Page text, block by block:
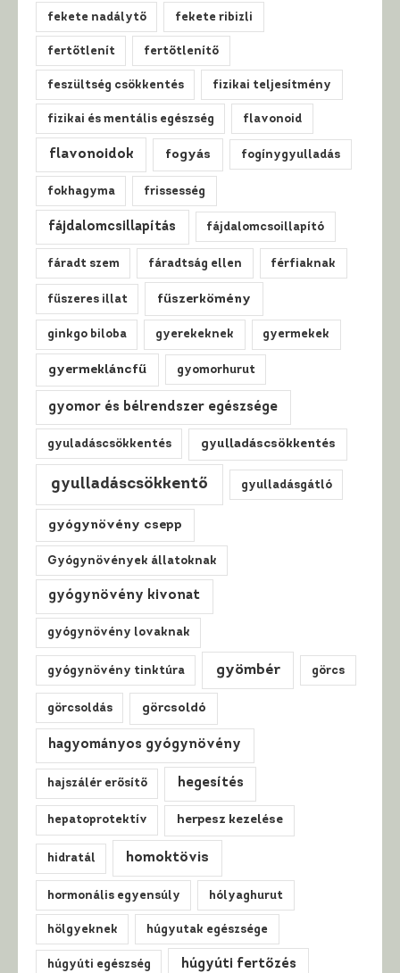
fekete nadálytő fekete ribizli
fertőtlenít fertőtlenítő
feszültség csökkentés fizikai teljesítmény
fizikai és mentális egészség flavonoid
flavonoidok fogyás fogínygyulladás
fokhagyma frissesség
fájdalomcsillapítás fájdalomcsoillapító
fáradt szem fáradtság ellen férfiaknak
fűszeres illat fűszerkömény
ginkgo biloba gyerekeknek gyermekek
gyermekláncfű gyomorhurut
gyomor és bélrendszer egészsége
gyuladáscsökkentés gyulladáscsökkentés
gyulladáscsökkentő gyulladásgátló
gyógynövény csepp
Gyógynövények állatoknak
gyógynövény kivonat
gyógynövény lovaknak
gyógynövény tinktúra gyömbér görcs
görcsoldás görcsoldó
hagyományos gyógynövény
hajszálér erősítő hegesítés
hepatoprotektív herpesz kezelése
hidratál homoktövis
hormonális egyensúly hólyaghurut
hölgyeknek húgyutak egészsége
húgyúti egészség húgyúti fertőzés